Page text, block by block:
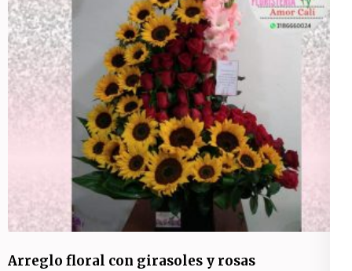
Arreglo floral con girasoles y rosas